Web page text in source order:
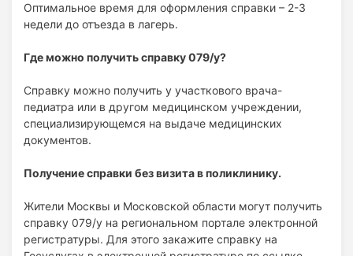
Оптимальное время для оформления справки – 2-3
недели до отъезда в лагерь.
Где можно получить справку 079/у?
Справку можно получить у участкового врача-
педиатра или в другом медицинском учреждении,
специализирующемся на выдаче медицинских
документов.
Получение справки без визита в поликлинику.
Жители Москвы и Московской области могут получить
справку 079/у на региональном портале электронной
регистратуры. Для этого закажите справку на